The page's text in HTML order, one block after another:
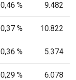
0,46 % 9.482
0,37 % 10.822
0,36 % 5.374
0,29 % 6.078